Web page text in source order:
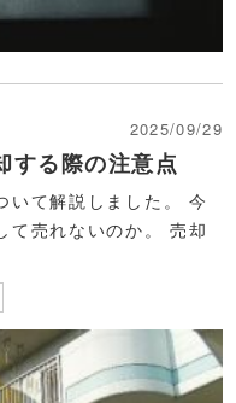
2025/09/29
する際の注意点
いて解説しました。 今
て売れないのか。 売却